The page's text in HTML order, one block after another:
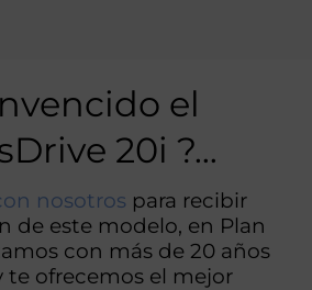
el
20i ?…
nosotros para recibir
de este modelo, en Plan
con más de 20 años
te ofrecemos el mejor